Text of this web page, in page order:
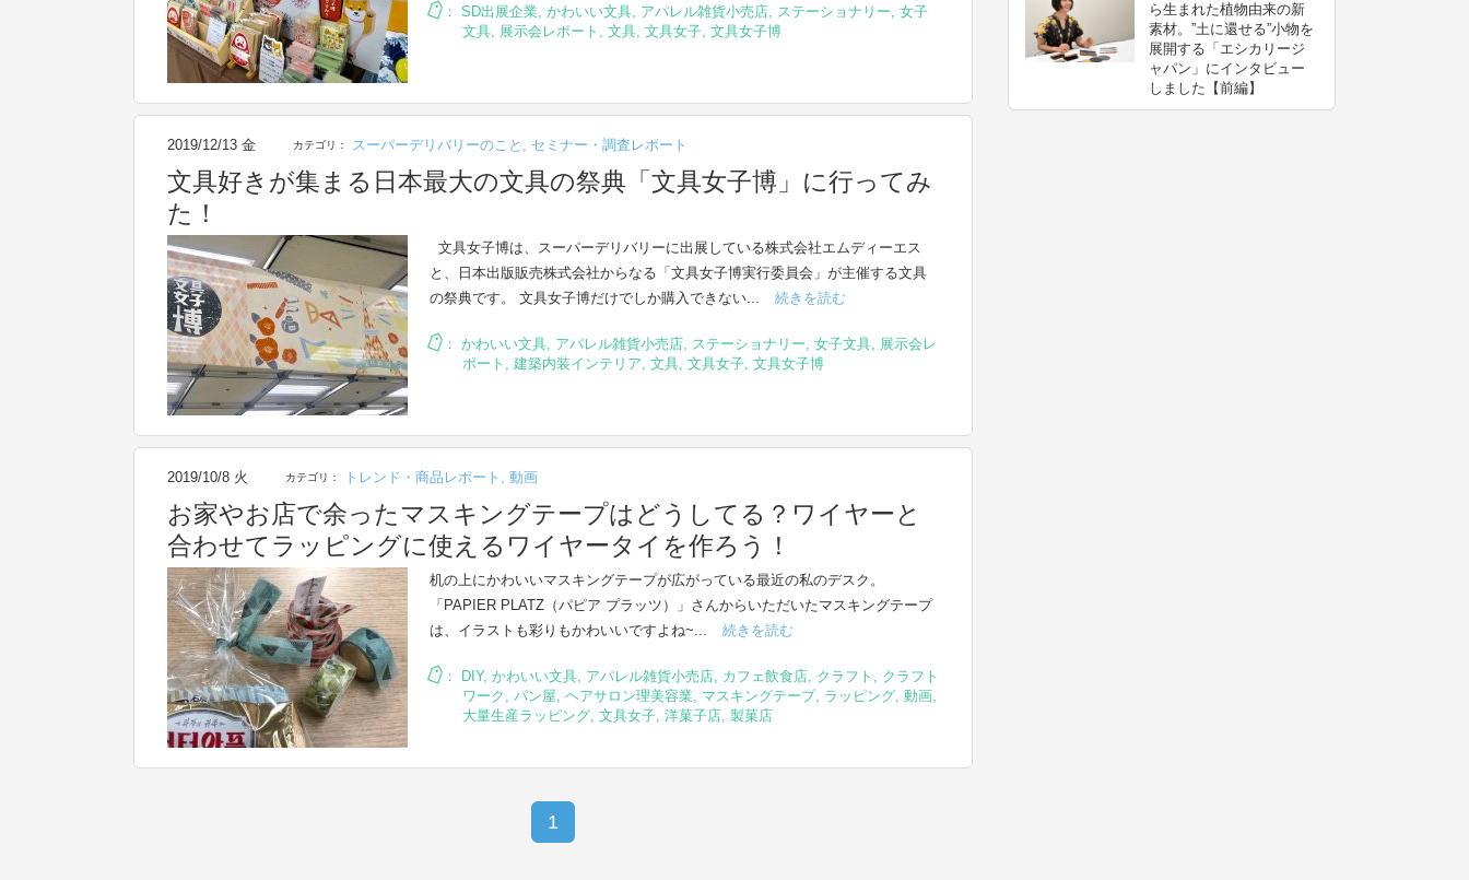
： SD出展企業, かわいい文具, アパレル雑貨小売店, ステーショナリー, 女子
文具, 展示会レポート , 文具, 文具女子, 文具女子博
2019/12/13 金 カテゴリ： スーパーデリバリーのこと , セミナー・調査レポート
文具好きが集まる日本最大の文具の祭典「文具女子博」に行ってみ
た！
文具女子博は、スーパーデリバリーに出展している株式会社エムディーエス
と、日本出版販売株式会社からなる「文具女子博実行委員会」が主催する文具
の祭典です。 文具女子博だけでしか購入できない...
続きを読む
： かわいい文具, アパレル雑貨小売店, ステーショナリー, 女子文具, 展示会レ
ポート , 建築内装インテリア, 文具, 文具女子, 文具女子博
2019/10/8 火 カテゴリ： トレンド・商品レポート , 動画
お家やお店で余ったマスキングテープはどうしてる？ワイヤーと
合わせてラッピングに使えるワイヤータイを作ろう！
机の上にかわいいマスキングテープが広がっている最近の私のデスク。
「PAPIER PLATZ（パピア プラッツ）」さんからいただいたマスキングテープ
は、イラストも彩りもかわいいですよね~...
続きを読む
： DIY, かわいい文具, アパレル雑貨小売店, カフェ飲食店, クラフト , クラフト
ワーク , パン屋, ヘアサロン理美容業, マスキングテープ, ラッピング, 動画,
大量生産ラッピング, 文具女子, 洋菓子店, 製菓店
1
ら生まれた植物由来の新
素材。”⼟に還せる”小物を
展開する「エシカリージ
ャパン」にインタビュー
しました【前編】